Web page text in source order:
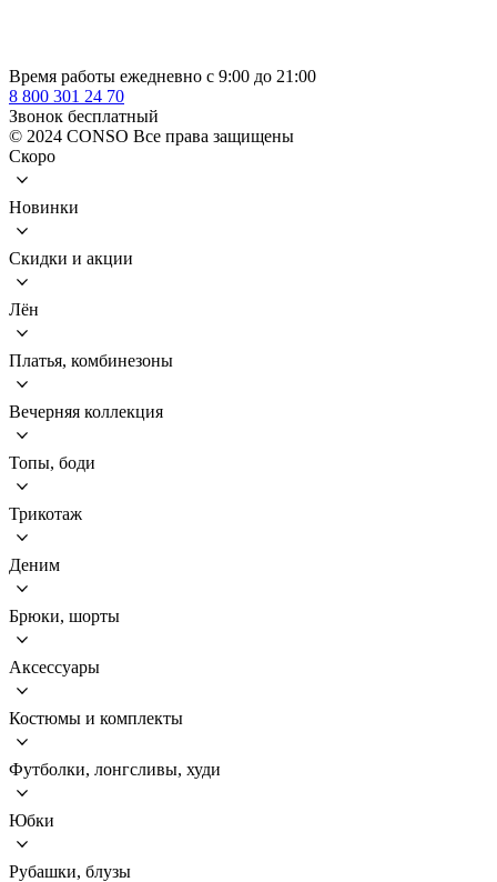
Время работы ежедневно с 9:00 до 21:00
8 800 301 24 70
Звонок бесплатный
© 2024 CONSO Все права защищены
Скоро
Новинки
Скидки и акции
Лён
Платья, комбинезоны
Вечерняя коллекция
Топы, боди
Трикотаж
Деним
Брюки, шорты
Аксессуары
Костюмы и комплекты
Футболки, лонгсливы, худи
Юбки
Рубашки, блузы